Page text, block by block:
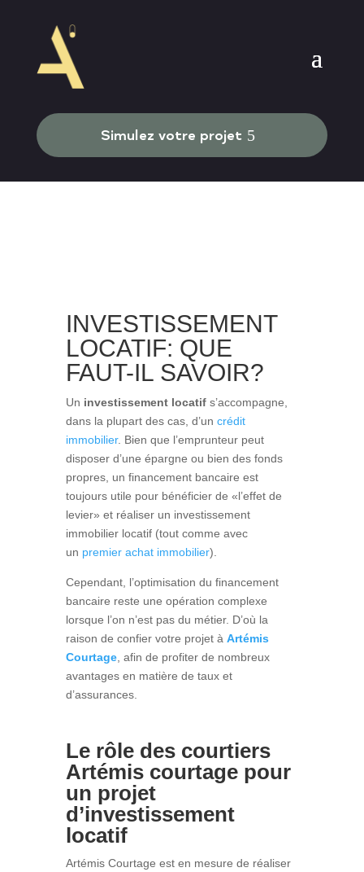
Simulez votre projet
INVESTISSEMENT
LOCATIF: QUE
FAUT-IL SAVOIR?
Un investissement locatif s’accompagne,
dans la plupart des cas, d’un crédit
immobilier. Bien que l’emprunteur peut
disposer d’une épargne ou bien des fonds
propres, un financement bancaire est
toujours utile pour bénéficier de «l’effet de
levier» et réaliser un investissement
immobilier locatif (tout comme avec
un premier achat immobilier).
Cependant, l’optimisation du financement
bancaire reste une opération complexe
lorsque l’on n’est pas du métier. D’où la
raison de confier votre projet à Artémis
Courtage, afin de profiter de nombreux
avantages en matière de taux et
d’assurances.
Le rôle des courtiers
Artémis courtage pour
un projet
d’investissement
locatif
Artémis Courtage est en mesure de réaliser